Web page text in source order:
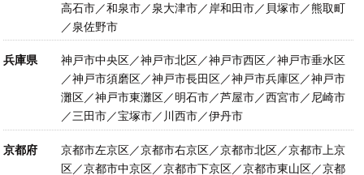
高石市／和泉市／泉大津市／岸和田市／貝塚市／熊取町
／泉佐野市
兵庫県
神戸市中央区／神戸市北区／神戸市西区／神戸市垂水区
／神戸市須磨区／神戸市長田区／神戸市兵庫区／神戸市
灘区／神戸市東灘区／明石市／芦屋市／西宮市／尼崎市
／三田市／宝塚市／川西市／伊丹市
京都府
京都市左京区／京都市右京区／京都市北区／京都市上京
区／京都市中京区／京都市下京区／京都市東山区／京都